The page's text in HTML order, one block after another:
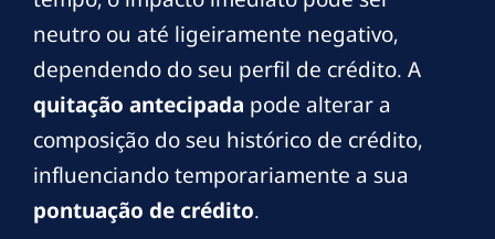
neutro ou até ligeiramente negativo,
dependendo do seu perfil de crédito. A
quitação antecipada pode alterar a
composição do seu histórico de crédito,
influenciando temporariamente a sua
pontuação de crédito.